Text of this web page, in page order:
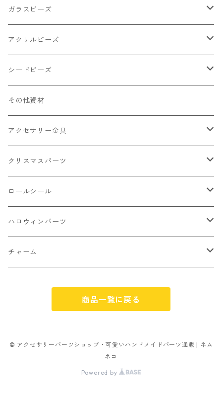
小物
カップ
リング イヤリング パーツ
チェーンパーツ
プラチャーム
食べ物系
キャンディ
ドーナツ
パン
ゼリー
アニマル系
うさぎ
くま
スライス棒
フレーク カット済
シール付き
フルーツ系 野菜果物
お花
ミニパーツ ネイル
雑貨系
シーズン系
ガラスビーズ
ミレフィオリ
ランプワーク
キャッツアイ
アクリルビーズ
丸玉6㎜ ラウンド
丸玉8㎜ ラウンド
カボチャ
クラック
ソロバン型
アルファベット
単文字
スマイル
フラワー お花
シードビーズ
ミックス
2㎜
不透明
3㎜
不透明タイプ
ミックスタイプ
4㎜
その他資材
アクセサリー金具
カラー丸カン
10㎜
ボールチップ
ピアスパーツ
ヘアーパーツ
カニカン
クリスマスパーツ
プラチャーム
デコパーツ 貼り付けパーツ
OPP袋
アクリルビーズ
フレークシュガー
ロールシール
サンキュー
クリスマス
フレークシュガー
ハロウィンパーツ
おばけ
チャーム
アルファベット
商品一覧に戻る
© アクセサリーパーツショップ・可愛いハンドメイドパーツ通販 | ネム
ネコ
Powered by